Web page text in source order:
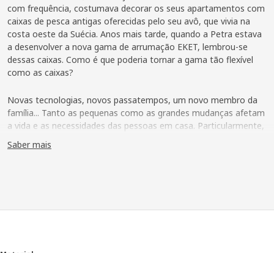
com frequência, costumava decorar os seus apartamentos com
caixas de pesca antigas oferecidas pelo seu avô, que vivia na
costa oeste da Suécia. Anos mais tarde, quando a Petra estava
a desenvolver a nova gama de arrumação EKET, lembrou-se
dessas caixas. Como é que poderia tornar a gama tão flexível
como as caixas?
Novas tecnologias, novos passatempos, um novo membro da
família... Tanto as pequenas como as grandes mudanças afetam
a vida e as necessidades das pessoas em casa. Particularmente,
quando se tratar de coisas para as quais precisamos de espaço.
Petra Kammari Enarsson é uma responsável pelo
Saber mais